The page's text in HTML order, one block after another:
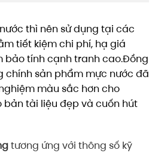
thì nên sử dụng tại các
tiết kiệm chi phí, hạ giá
bảo tính cạnh tranh cao.Đồng
chính sản phẩm mực nước đã
màu sắc hơn cho
bản tài liệu đẹp và cuốn hút
tương ứng với thông số kỹ